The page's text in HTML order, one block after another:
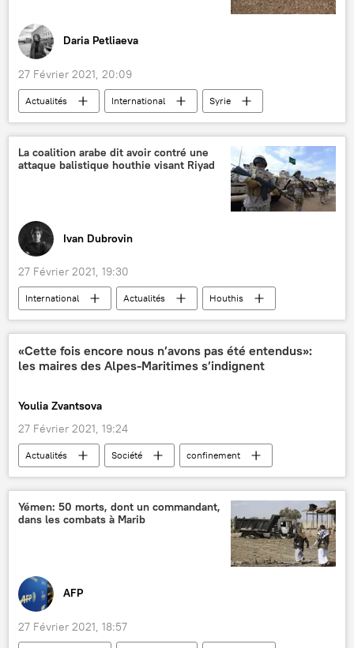
Daria Petliaeva
27 Février 2021, 20:09
Actualités International
Syrie
ONU
États-Unis
La coalition arabe dit avoir contré une
attaque balistique houthie visant Riyad
Ivan Dubrovin
27 Février 2021, 19:30
International Actualités
Houthis
Riyad
Yémen Moyen-Orient
«Cette fois encore nous n’avons pas été entendus»:
les maires des Alpes-Maritimes s’indignent
Youlia Zvantsova
27 Février 2021, 19:24
Actualités Société
confinement
Alpes-Maritimes
maire France
Yémen: 50 morts, dont un commandant,
dans les combats à Marib
AFP
27 Février 2021, 18:57